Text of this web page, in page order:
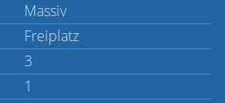
Massiv
Freiplatz
3
1